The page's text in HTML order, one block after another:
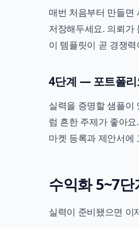
매번 처음부터 만들면
저장해두세요. 의뢰가
이 템플릿이 곧 경쟁력
4단계 — 포트폴리
실력을 증명할 샘플이
럼 흔한 주제가 좋아
마켓 등록과 제안서에
수익화 5~7
실력이 준비됐으면 이